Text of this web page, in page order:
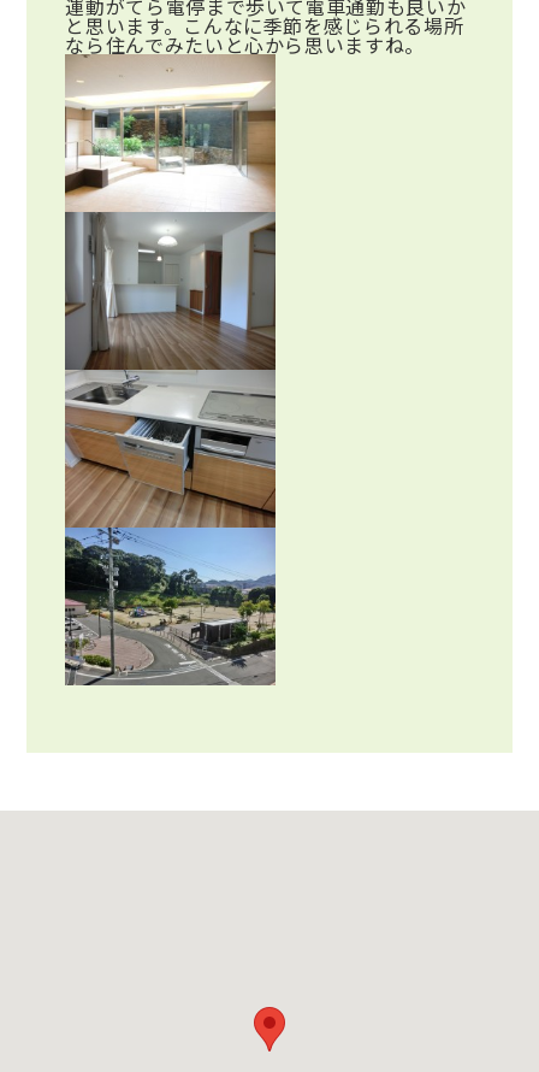
運動がてら電停まで歩いて電車通勤も良いか
と思います。こんなに季節を感じられる場所
なら住んでみたいと心から思いますね。